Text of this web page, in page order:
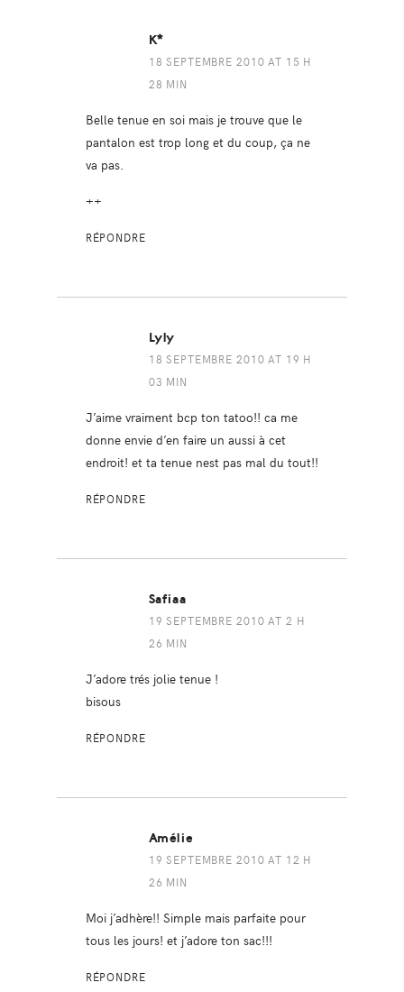
K*
18 SEPTEMBRE 2010 AT 15 H
28 MIN
Belle tenue en soi mais je trouve que le
pantalon est trop long et du coup, ça ne
va pas.
++
RÉPONDRE
Lyly
18 SEPTEMBRE 2010 AT 19 H
03 MIN
J’aime vraiment bcp ton tatoo!! ca me
donne envie d’en faire un aussi à cet
endroit! et ta tenue nest pas mal du tout!!
RÉPONDRE
Safiaa
19 SEPTEMBRE 2010 AT 2 H
26 MIN
J’adore trés jolie tenue !
bisous
RÉPONDRE
Amélie
19 SEPTEMBRE 2010 AT 12 H
26 MIN
Moi j’adhère!! Simple mais parfaite pour
tous les jours! et j’adore ton sac!!!
RÉPONDRE